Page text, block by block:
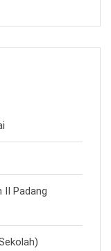
II Padang